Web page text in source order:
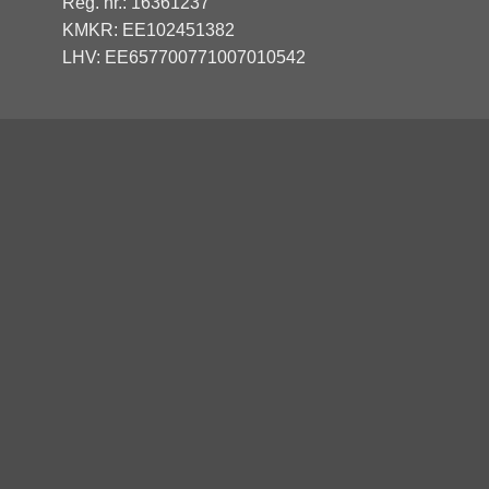
KMKR: EE102451382
LHV: EE657700771007010542